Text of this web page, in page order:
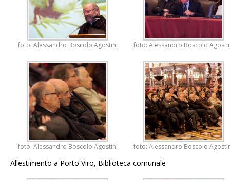
foto: Alessandro Boscolo Agostini foto: Alessandro Boscolo
foto: Alessandro Boscolo Agostini foto: Alessandro Boscolo
Allestimento a Porto Viro, Biblioteca comunale